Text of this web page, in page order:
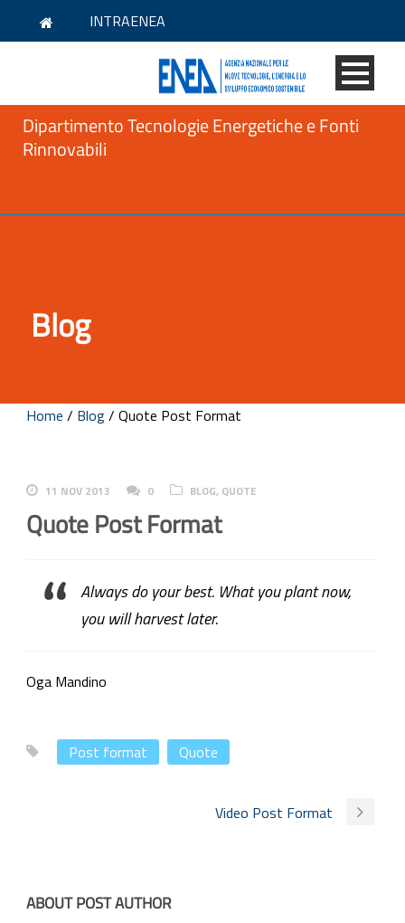
INTRAENEA
Dipartimento Tecnologie Energetiche e Fonti
Rinnovabili
Blog
Home / Blog/ Quote Post Format
11 NOV 2013 0 BLOG, QUOTE
Quote Post Format
Always do your best. What you plant now,
you will harvest later.
Oga Mandino
Post format Quote
Video Post Format
ABOUT POST AUTHOR